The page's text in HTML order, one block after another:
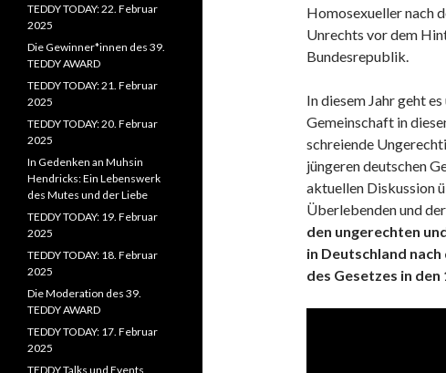
Homosexueller nach
Unrechts vor dem
Bundesrepublik.
In diesem Jahr geht
Gemeinschaft in
schreiende
jüngeren deutschen
aktuellen Diskussion
Überlebenden und
den ungerechten
in Deutschland
des Gesetzes in den
TEDDY TODAY: 22. Februar
2025
Die Gewinner*innen des 39.
TEDDY AWARD
TEDDY TODAY: 21. Februar
2025
TEDDY TODAY: 20. Februar
2025
In Gedenken an Muhsin
Hendricks: Ein Lebenswerk
des Mutes und der Liebe
TEDDY TODAY: 19. Februar
2025
TEDDY TODAY: 18. Februar
2025
Die Moderation des 39.
TEDDY AWARD
TEDDY TODAY: 17. Februar
2025
TEDDY Talks und Events